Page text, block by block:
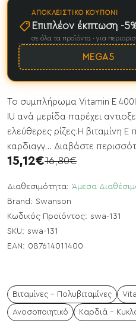
Διαθεσιμότητα: Άμεσα
Brand: Swanson
Κωδικός Προϊόντος: swa-131
SKU: swa-131
EAN: 087614011400
15,12€16,80€
ΑΠΟΚΛΕΙΣΤΙΚΌ ΚΟΥΠΌΝΙ
Επιπλέον έκπτωση -
σε όλα τα προϊόντα · για
MEGA5
Το συμπλήρωμα Vitamin E
IU ανά μερίδα παρέχει
ελεύθερες ρίζες.Η βιταμίνη Ε
καρδιαγγ... Διαβάστε
Βιταμίνες - Πολυβιταμίνες
Ανοσοποιητικό Καρδιά -